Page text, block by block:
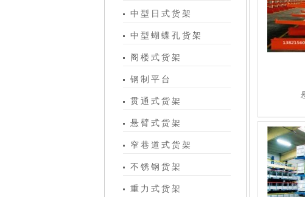
中型日式货架
中型蝴蝶孔货架
阁楼式货架
钢制平台
贯通式货架
悬臂式货架
窄巷道式货架
不锈钢货架
重力式货架